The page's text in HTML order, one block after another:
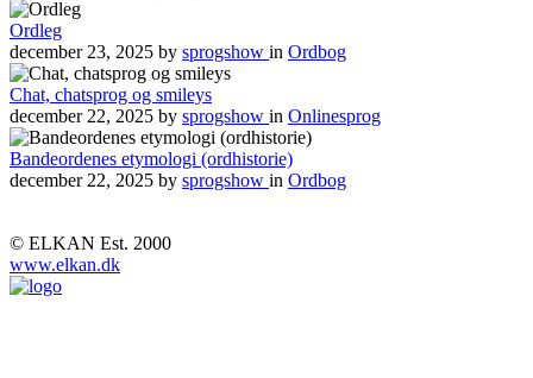
Ordleg
december 23, 2025 by sprogshow in Ordbog
Chat, chatsprog og smileys
december 22, 2025 by sprogshow in Onlinesprog
Bandeordenes etymologi (ordhistorie)
december 22, 2025 by sprogshow in Ordbog
© ELKAN Est. 2000
www.elkan.dk